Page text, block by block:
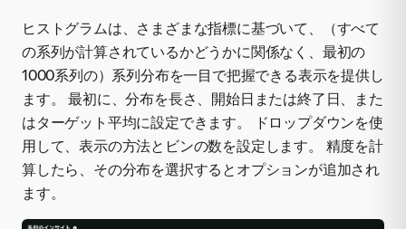
ヒストグラムは、さまざまな指標に基づいて、（すべて
の系列が計算されているかどうかに関係なく、最初の
1000系列の）系列分布を一目で把握できる表示を提供し
ます。 最初に、分布を長さ、開始日または終了日、また
はターゲット平均に設定できます。 ドロップダウンを使
用して、表示の方法とビンの数を設定します。 精度を計
算したら、その分布を選択するとオプションが追加され
ます。